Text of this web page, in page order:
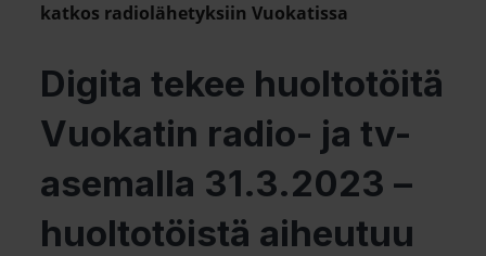
katkos radiolähetyksiin Vuokatissa
Digita tekee huoltotöitä
Vuokatin radio- ja tv-
asemalla 31.3.2023 –
huoltotöistä aiheutuu